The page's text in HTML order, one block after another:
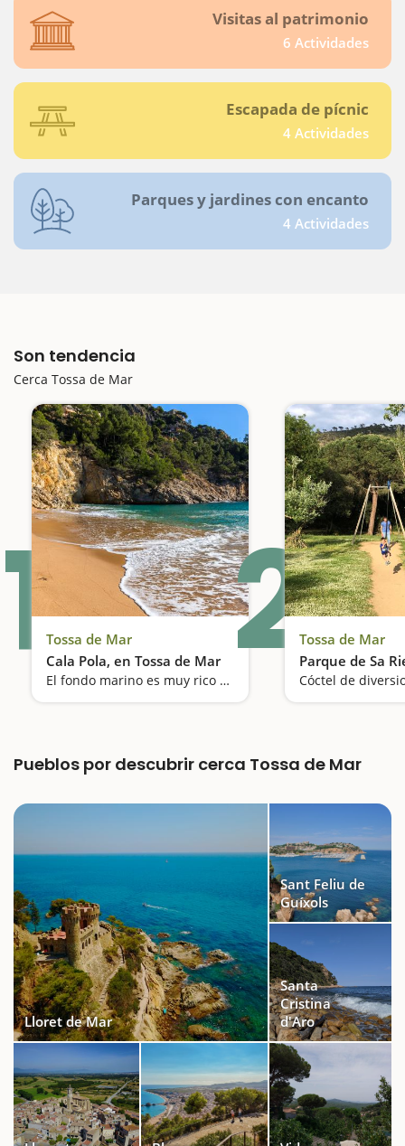
Visitas al patrimonio
6 Actividades
Escapada de pícnic
4 Actividades
Parques y jardines con encanto
4 Actividades
Son tendencia
Cerca Tossa de Mar
1Tossa de Mar
Cala Pola, en Tossa de Mar
El fondo marino es muy rico en fauna y flora, ideal para practicar snorkel 2Tossa de Mar
Parque de Sa
Pueblos por descubrir cerca Tossa de Mar
Lloret de Mar
Sant Feliu de
Guíxols
Santa
Cristina
d'Aro